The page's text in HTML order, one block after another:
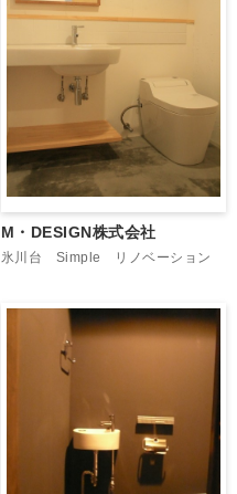
M・DESIGN株式会社
氷川台 Simple リノベーション